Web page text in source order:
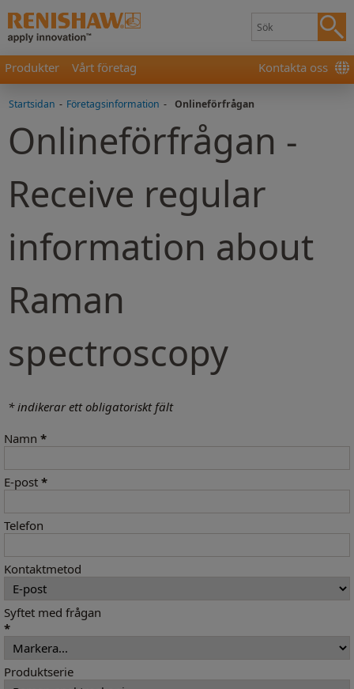
Produkter Vårt företag Kontakta oss
Startsidan - Företagsinformation - Onlineförfrågan
Onlineförfrågan -
Receive regular
information about
Raman
spectroscopy
* indikerar ett obligatoriskt fält
Namn *
E-post *
Telefon
Kontaktmetod
Syftet med frågan
*
Produktserie